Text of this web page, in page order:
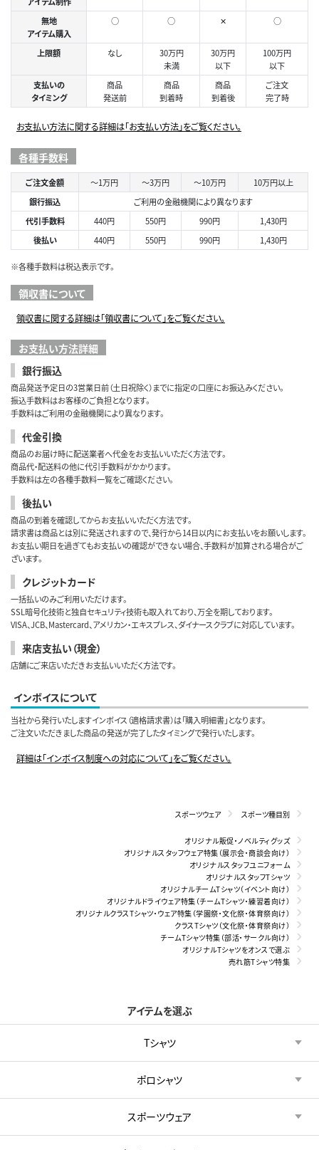
無地
アイテム購入
○ ○ ✕ ○
上限額 なし
30万円
未満
30万円
以下
100万円
以下
支払いの
タイミング
商品
発送前
商品
到着時
商品
到着後
ご注文
完了時
お支払い方法に関する詳細は「お支払い方法」をご覧ください。
各種手数料
ご注文金額 ～1万円 ～3万円 ～10万円
10万円以上
銀行振込
ご利用の金融機関により異なります
代引手数料
440円 550円 990円
1,430円
後払い
440円 550円 990円 1,430円
※各種手数料は税込表示です。
領収書について
領収書に関する詳細は「領収書について」をご覧ください。
お支払い方法詳細
銀行振込
商品発送予定日の3営業日前（土日祝除く）までに指定の口座にお振込みください。
振込手数料はお客様のご負担となります。
手数料はご利用の金融機関により異なります。
代金引換
商品のお届け時に配送業者へ代金をお支払いいただく方法です。
商品代・配送料の他に代引手数料がかかります。
手数料は左の各種手数料一覧をご確認ください。
後払い
商品の到着を確認してからお支払いいただく方法です。
請求書は商品とは別に発送されますので、発行から14日以内にお支払いをお願いします。
お支払い期日を過ぎてもお支払いの確認ができない場合、手数料が加算される場合がご
ざいます。
クレジットカード
一括払いのみご利用いただけます。
SSL暗号化技術と独自セキュリティ技術も取入れており、万全を期しております。
VISA、JCB、Mastercard、アメリカン・エキスプレス、ダイナースクラブに対応しています。
来店支払い（現金）
店舗にご来店いただきお支払いいただく方法です。
インボイスについて
当社から発行いたしますインボイス（適格請求書）は「購入明細書」となります。
ご注文いただきました商品の発送が完了したタイミングで発行いたします。
詳細は「インボイス制度への対応について」をご覧ください。
スポーツウェア スポーツ種目別
オリジナル販促・ノベルティグッズ
オリジナルスタッフウェア特集（展示会・商談会向け）
オリジナルスタッフユニフォーム
オリジナルスタッフTシャツ
オリジナルチームTシャツ（イベント向け）
オリジナルドライウェア特集（チームTシャツ・練習着向け）
オリジナルクラスTシャツ・ウェア特集（学園祭・文化祭・体育祭向け）
クラスTシャツ（文化祭・体育祭向け）
チームTシャツ特集（部活・サークル向け）
オリジナルTシャツをオンスで選ぶ
売れ筋Tシャツ特集
アイテムを選ぶ
Tシャツ
ポロシャツ
スポーツウェア